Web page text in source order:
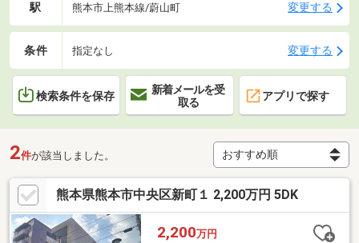
駅 熊本市上熊本線/蔚山町 変更する
条件 指定なし 変更する
検索条件を保存
新着メールを受
取る
アプリで探す
2件が該当しました。
熊本県熊本市中央区新町１ 2,200万円 5DK
2,200万円